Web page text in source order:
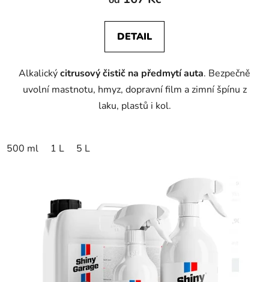
DETAIL
Alkalickýcitrusový čistič na předmytí auta. Bezpečně
uvolní mastnotu, hmyz, dopravní film a zimní špínu z
laku, plastů i kol.
500 ml 1 L 5 L